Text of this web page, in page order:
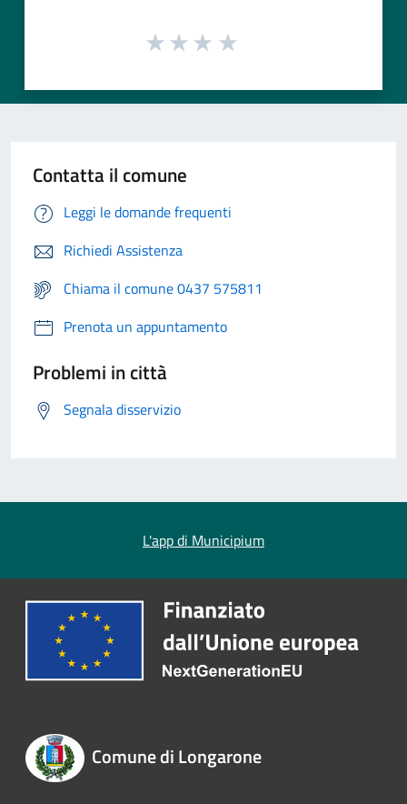
Contatta il comune
Leggi le domande frequenti
Richiedi Assistenza
Chiama il comune 0437 575811
Prenota un appuntamento
Problemi in città
Segnala disservizio
L'app di Municipium
Comune di Longarone